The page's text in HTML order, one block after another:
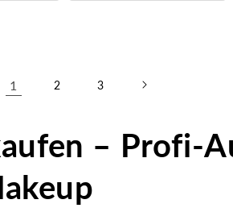
1 2 3
– Profi-